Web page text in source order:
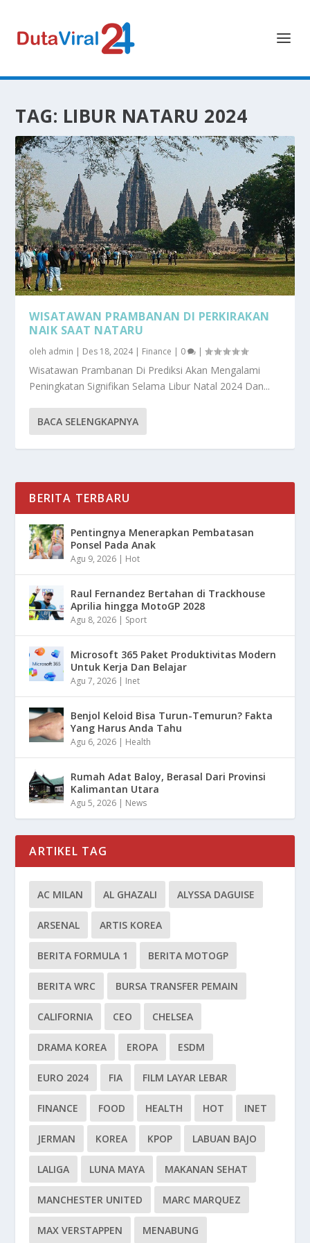
TAG: LIBUR NATARU 2024
WISATAWAN PRAMBANAN DI PERKIRAKAN
NAIK SAAT NATARU
oleh admin | Des 18, 2024| Finance | 0 |
Wisatawan Prambanan Di Prediksi Akan Mengalami
Peningkatan Signifikan Selama Libur Natal 2024 Dan...
BACA SELENGKAPNYA
BERITA TERBARU
Pentingnya Menerapkan Pembatasan
Ponsel Pada Anak
Agu 9, 2026 | Hot
Raul Fernandez Bertahan di Trackhouse
Aprilia hingga MotoGP 2028
Agu 8, 2026 | Sport
Microsoft 365 Paket Produktivitas Modern
Untuk Kerja Dan Belajar
Agu 7, 2026 | Inet
Benjol Keloid Bisa Turun-Temurun? Fakta
Yang Harus Anda Tahu
Agu 6, 2026 | Health
Rumah Adat Baloy, Berasal Dari Provinsi
Kalimantan Utara
Agu 5, 2026 | News
ARTIKEL TAG
AC MILAN AL GHAZALI ALYSSA DAGUISE
ARSENAL ARTIS KOREA
BERITA FORMULA 1 BERITA MOTOGP
BERITA WRC BURSA TRANSFER PEMAIN
CALIFORNIA CEO CHELSEA
DRAMA KOREA EROPA ESDM
EURO 2024 FIA FILM LAYAR LEBAR
FINANCE FOOD HEALTH HOT INET
JERMAN KOREA KPOP LABUAN BAJO
LALIGA LUNA MAYA MAKANAN SEHAT
MANCHESTER UNITED MARC MARQUEZ
MAX VERSTAPPEN MENABUNG